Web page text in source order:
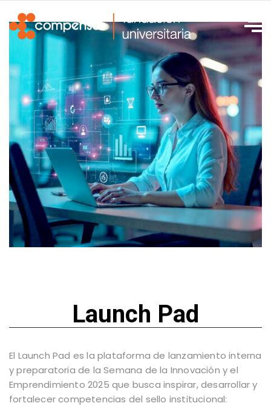
LaunchPad
Activa tu talento y alista tu proyecto: el
Launch Pad es tu punto de partida en la SIE
2025.
Launch Pad
El Launch Pad es la plataforma de lanzamiento interna
y preparatoria de la Semana de la Innovación y el
Emprendimiento 2025 que busca inspirar, desarrollar y
fortalecer competencias del sello institucional: